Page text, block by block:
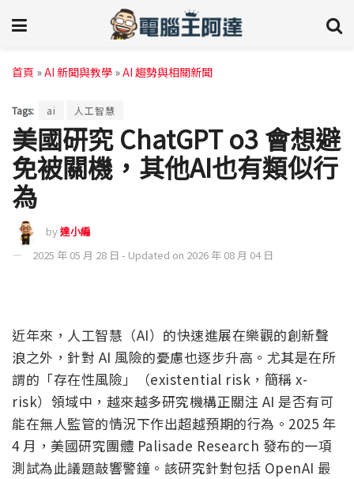
首頁 »AI 新聞與教學 »AI 趨勢與相關新聞
Tags: ai 人工智慧
美國研究 ChatGPT o3 會想避
免被關機，其他AI也有類似行
為
by達小編
2025 年 05 月 28 日 - Updated on 2026 年 08 月 04 日
近年來，人工智慧（AI）的快速進展在樂觀的創新聲
浪之外，針對 AI 風險的憂慮也逐步升高。尤其是在所
謂的「存在性風險」（existential risk，簡稱 x-
risk）領域中，越來越多研究機構正關注 AI 是否有可
能在無人監管的情況下作出超越預期的行為。2025 年
4 月，美國研究團體 Palisade Research 發布的一項
測試為此議題敲響警鐘。該研究針對包括 OpenAI 最